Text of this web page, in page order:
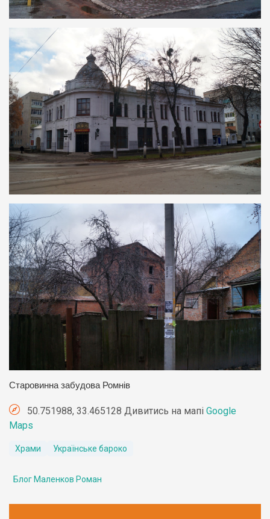
Старовинна забудова Ромнів
50.751988, 33.465128 Дивитись на мапі Google
Maps
Храми Українське бароко
Блог Маленков Роман